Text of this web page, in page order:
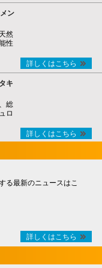
ン
然
性
詳しくはこちら
キ
総
ロ
詳しくはこちら
る最新のニュースはこ
詳しくはこちら